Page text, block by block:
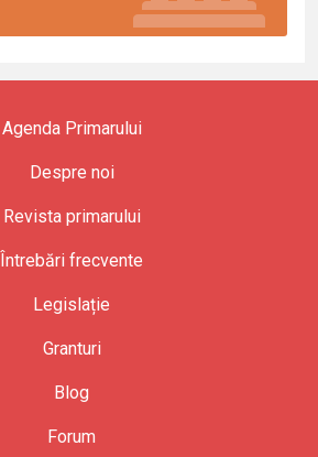
Agenda Primarului
Despre noi
Revista primarului
Întrebări frecvente
Legislație
Granturi
Blog
Forum